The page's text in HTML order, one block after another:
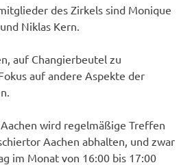
des Zirkels sind Monique
Niklas Kern.
auf Changierbeutel zu
auf andere Aspekte der
wird regelmäßige Treffen
Aachen abhalten, und zwar
im Monat von 16:00 bis 17:00